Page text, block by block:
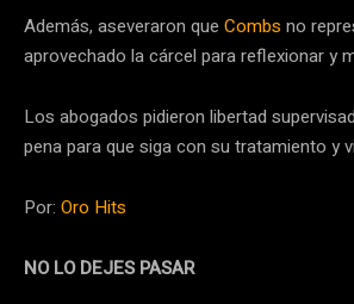
Además, aseveraron que Combs no
aprovechado la cárcel para reflexionar y
Los abogados pidieron libertad
pena para que siga con su tratamiento y
Por: Oro Hits
NO LO DEJES PASAR